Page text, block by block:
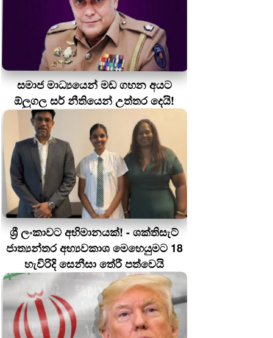
සමාජ මාධ්‍යයෙන් මඩ ගහන අයට
ඕලුගල සර් නීතියෙන් උත්තර දෙයි!
ශ්‍රී ලංකාවට අභිමානයක්! - ශක්තිසැට්
ජාත්‍යන්තර අභ්‍යවකාශ මෙහෙයුමට 18
හැවිරිදි සෙනීසා තේරී පත්වෙයි